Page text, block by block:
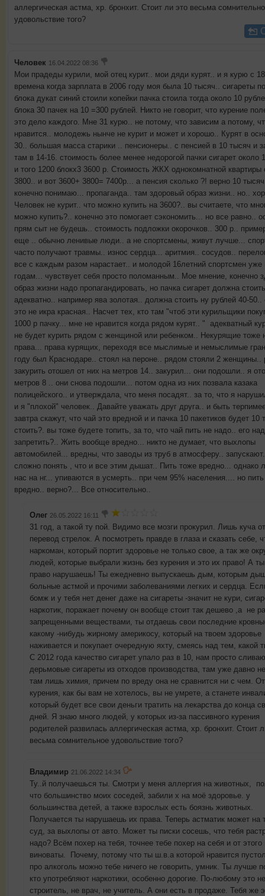
аллергическая астма, хр. бронхит. Стоит ли это весьма
удовольствие того?
Человек 16.04.2022 08:36
Мои прадеды курили, мой отец курит.. мои дяди курят.. и я курю с
времена когда зарплата в 2006 году моя была 10 тысяч.. сигареты
блока дукат синий стоили копейки пачка стоила тогда около 10
блока 30 пачек на 10 =300 рублей. Никто не говорит, что курение
это дело каждого. Мне 31 курю.. не потому, что зависим а потому,
нравится.. молодежь нынче не курит и может и хорошо.. Курят в
30.. большая масса старики .. пенсионеры.. с пенсией в 10 тысяч и
там в 14-16. стоимость более менее недорогой пачки сигарет около
и того 1200 блокх3 3600 р. Стоимость ЖКХ однокомнатной квартиры
3800.. и вот 3600+ 3800= 7400р... а пенсия сколько ?! верно 10
конечно понимаю... пропаганда.. там здоровый образ жизни.. но..
Человек не курит.. что можно купить на 3600?.. вы считаете, что
можно купить?.. конечно это помогает сэкономить... но все равно..
прям сыт не будешь.. стоимость подложки окорочков.. 300 р..
еще .. обычно ленивые люди.. а не спортсмены, живут лучше...
часто получают травмы.. износ сердца... аритмия.. сосудов..
все с каждым разом нарастает.. и молодой 16летний спортсмен уже
годам... чувствует себя просто поломанным.. Мое мнение, конечно
образ жизни надо пропагандировать, но пачка сигарет должна стоить
адекватно.. например ява золотая.. должна стоить ну рублей 40-50..
это не икра красная.. Насчет тех, кто там "чтоб эти курильщики
1000 р пачку... мне не нравится когда рядом курят.. " адекватный
не будет курить рядом с женщиной или ребенком.. Некурящие тоже
права... права курящих, переходя все мыслимые и немыслимые
году был Краснодаре.. стоял на пероне.. рядом стояли 2 женщины..
закурить отошел от них на метров 14.. закурил... они подошли.. я
метров 8 .. они снова подошли... потом одна из них позвала казака
полицейского.. и утверждала, что меня посадят.. за то, что я
и я "плохой" человек.. Давайте уважать друг друга.. и быть
завтра скажут, что чай это вредной и и пачка 10 пакетиков будет 10
стоить?. вы тоже будете топить, за то, что чай пить не надо.. его
запретить?.. Жить вообще вредно... никто не думает, что выхлопы
автомобилей... вредны, что заводы из труб в атмосферу..
сложно понять , что и все этим дышат.. Пить тоже вредно... однако
нас на нг... упиваются в усмерть.. при чем 95% населения.... но
вредно.. верно?... Все относительно..
Олег 26.05.2022 16:11
31 год, а такой ту пой. Видимо все мозги прокурил. Лишь куча
перевод стрелок. А посмотреть правде в глаза и сказать себе,
наркоман, который портит здоровье не только свое, а так же
людей, которые выбрали жизнь без курения и это их право! А ты
право нарушаешь! Ты ежедневно выпускаешь дым, которым
больные астмой и прочими заболеваниями легких и сердца.
бомж и у тебя нет денег даже на сигареты -значит не кури,
наркотик, поражает почему он вообще стоит так дешево ,а не
запрещенными веществами, ты отдаешь свои последние
какому -нибудь жирному америкосу, который на твоем здоровье
наживается и покупает очередную яхту, смеясь над тем, какой
С 2012 года качество сигарет упало раз в 10, нам просто
дерьмовые сигареты из отходов производства, там уже давно
там лишь химия, причем по вреду она не сравнится ни с чем. От
курения, как бы вам не хотелось, вы не умрете, а станете
который будет все свои деньги тратить на лекарства до конца
дней. Я знаю много людей, у которых из-за пассивного курения
родителей развилась аллергическая астма, хр. бронхит. Стоит
весьма сомнительное удовольствие того?
Владимир 21.06.2022 14:34
Ту..й получаешься ты. Смотри у меня аллергия на животных,
что большинство моих соседей, забили х на моё здоровье. у
большинства детей, а также взрослых есть боязнь животных.
Получается ты нарушаешь их права. Теперь астматик может на
суд, за выхлопы от авто. Может ты писки сосешь, что тебя
надо? Всём похер на тебя, точнее тебе похер на себя и от этого
виноваты. Почему, потому что ты ш.в.а которой нравится
про алкоголь можно тебе ничего не говорить, умник. Ты лучше
кто употребляют наркотики, особенно дорогие. По-любому это не
строитель, не врач, не учитель. А они есть в продаже. Тебя же